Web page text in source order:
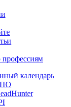
календарь
ПО